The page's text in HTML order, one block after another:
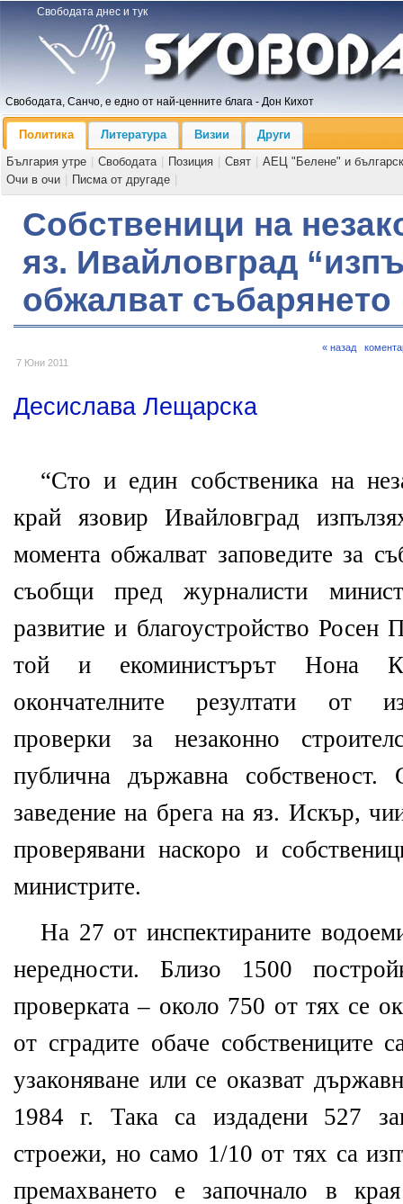
Свободата днес и тук
Свободата, Санчо, е едно от най-ценните блага - Дон Кихот
Политика Литература Визии
Други
България утре
Свободата Позиция Свят
АЕЦ "Белене" и
Очи в очи
Писма от другаде
Собственици на
яз. Ивайловград
обжалват събарянето
7 Юни 2011
« назад
Десислава Лещарска
“Сто и един собственика на
край язовир Ивайловград
момента обжалват заповедите за
съобщи пред журналисти
развитие и благоустройство Росен
той и екоминистърът Нона
окончателните резултати от
проверки за незаконно
публична държавна
заведение на брега на яз. Искър,
проверявани наскоро и
министрите.
На 27 от инспектираните
нередности. Близо 1500
проверката – около 750 от тях се
от сградите обаче собствениците
узаконяване или се оказват
1984 г. Така са издадени 527
строежи, но само 1/10 от тях са
премахването е започнало в